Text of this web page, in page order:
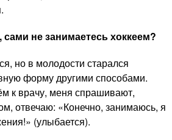
не занимаетесь хоккеем?
но в молодости старался
форму другими способами.
к врачу, меня спрашивают,
отвечаю: «Конечно, занимаюсь, я
(улыбается).